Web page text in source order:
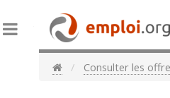
Consulter les
Toggle